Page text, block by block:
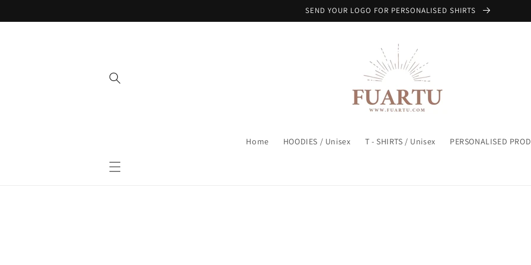
Inhalt
SEND YOUR LOGO FOR PERSONALISED SHIRTS
Home HOODIES / Unisex T - SHIRTS / Unisex PERSONALISED